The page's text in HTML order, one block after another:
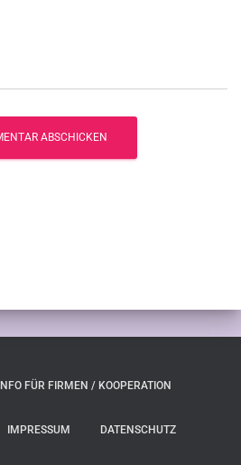
INFO FÜR FIRMEN / KOOPERATION
IMPRESSUM DATENSCHUTZ